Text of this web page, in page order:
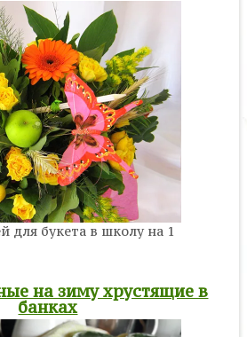
для букета в школу на 1
на зиму хрустящие в
банках